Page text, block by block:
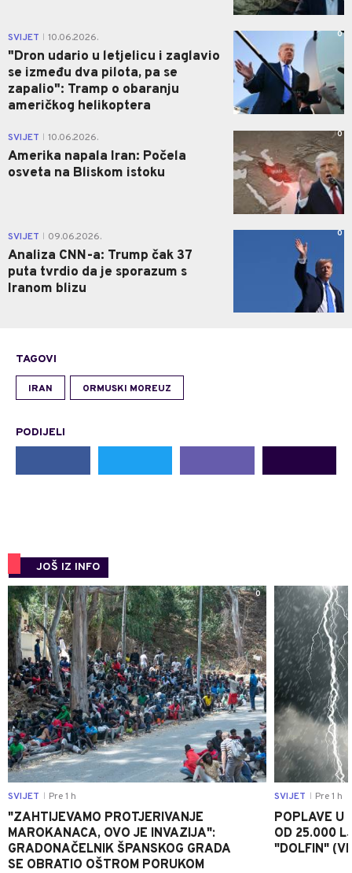
SVIJET 10.06.2026.
"Dron udario u letjelicu i zaglavio
se između dva pilota, pa se
zapalio": Tramp o obaranju
američkog helikoptera
0
SVIJET 10.06.2026.
Amerika napala Iran: Počela
osveta na Bliskom istoku
0
SVIJET 09.06.2026.
Analiza CNN-a: Trump čak 37
puta tvrdio da je sporazum s
Iranom blizu
0
TAGOVI
IRAN ORMUSKI MOREUZ
PODIJELI
JOŠ IZ INFO
0
SVIJET Pre 1 h
"ZAHTIJEVAMO PROTJERIVANJE
MAROKANACA, OVO JE INVAZIJA":
GRADONAČELNIK ŠPANSKOG GRADA
SE OBRATIO OŠTROM PORUKOM
SVIJET Pre 1 h
POPLAVE U
OD 25.000
"DOLFIN"